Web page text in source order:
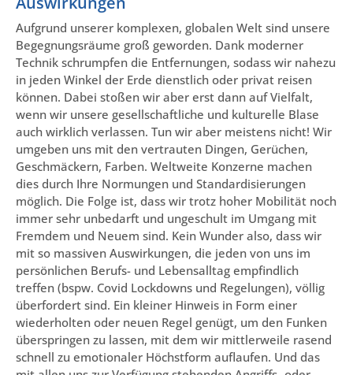
Aufgrund unserer komplexen, globalen Welt sind unsere
Begegnungsräume groß geworden. Dank moderner
Technik schrumpfen die Entfernungen, sodass wir nahezu
in jeden Winkel der Erde dienstlich oder privat reisen
können. Dabei stoßen wir aber erst dann auf Vielfalt,
wenn wir unsere gesellschaftliche und kulturelle Blase
auch wirklich verlassen. Tun wir aber meistens nicht! Wir
umgeben uns mit den vertrauten Dingen, Gerüchen,
Geschmäckern, Farben. Weltweite Konzerne machen
dies durch Ihre Normungen und Standardisierungen
möglich. Die Folge ist, dass wir trotz hoher Mobilität noch
immer sehr unbedarft und ungeschult im Umgang mit
Fremdem und Neuem sind. Kein Wunder also, dass wir
mit so massiven Auswirkungen, die jeden von uns im
persönlichen Berufs- und Lebensalltag empfindlich
treffen (bspw. Covid Lockdowns und Regelungen), völlig
überfordert sind. Ein kleiner Hinweis in Form einer
wiederholten oder neuen Regel genügt, um den Funken
überspringen zu lassen, mit dem wir mittlerweile rasend
schnell zu emotionaler Höchstform auflaufen. Und das